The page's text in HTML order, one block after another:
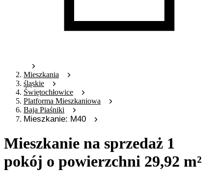
Mieszkania
śląskie
Świętochłowice
Platforma Mieszkaniowa
Baja Piaśniki
Mieszkanie: M40
Mieszkanie na sprzedaż 1
pokój o powierzchni 29,92 m²